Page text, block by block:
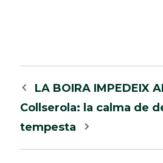
Navegació
per
entrades
LA BOIRA IMPEDEIX
Collserola: la calma de
tempesta